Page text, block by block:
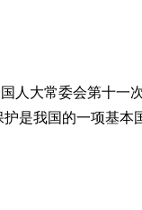
大常委会第十一次
是我国的一项基本